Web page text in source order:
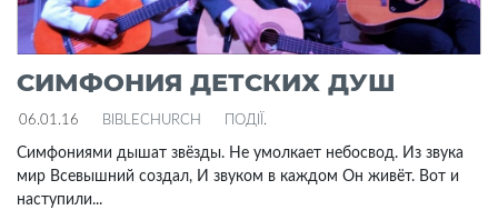
СИМФОНИЯ ДЕТСКИХ ДУШ
06.01.16 BIBLECHURCH ПОДІЇ .
Симфониями дышат звёзды. Не умолкает небосвод. Из звука
мир Всевышний создал, И звуком в каждом Он живёт. Вот и
наступили...